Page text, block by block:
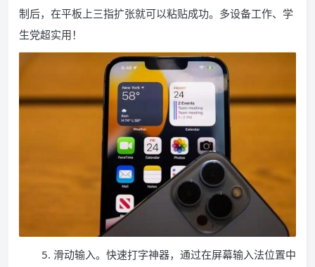
制后，在平板上三指扩张就可以粘贴成功。多设备工作、学
生党超实用！
5. 滑动输入。快速打字神器，通过在屏幕输入法位置中